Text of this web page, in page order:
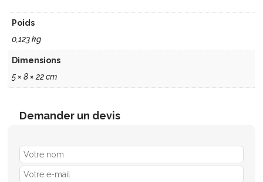
Poids
0,123 kg
Dimensions
5 × 8 × 22 cm
Demander un devis